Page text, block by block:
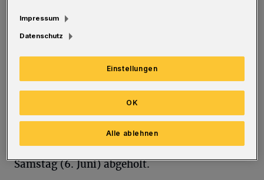
Nach Angaben der
Abfallwirtschaftsgesellschaft (AWG) werden
die graue Restmülltonne, die gelbe
Wertstofftonne, die braune Biotonne und die
blaue Papiertonne statt Donnerstag (4. Juni)
am Freitag (5. Juni) und statt Freitag am
Samstag (6. Juni) abgeholt.
Impressum
Datenschutz
Einstellungen
Alle ablehnen
OK